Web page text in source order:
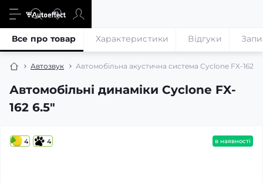
Автозвук Автомобільна акустична система Cyclone FX-162
Автомобільні динаміки Cyclone FX-
162 6.5″
Все про товар Характеристики Відгуки
4 4 в наявності